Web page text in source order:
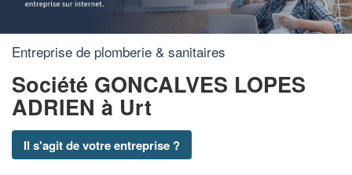
Entreprise de plomberie & sanitaires
Société GONCALVES LOPES
ADRIEN à Urt
Il s'agit de votre entreprise ?